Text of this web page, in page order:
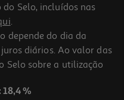
Selo, incluídos nas
.
depende do dia da
diários. Ao valor das
Selo sobre a utilização
18,4 %